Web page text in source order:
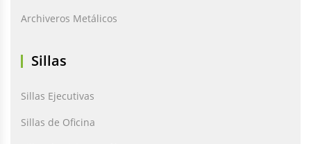
Archiveros Metálicos
Sillas
Sillas Ejecutivas
Sillas de Oficina